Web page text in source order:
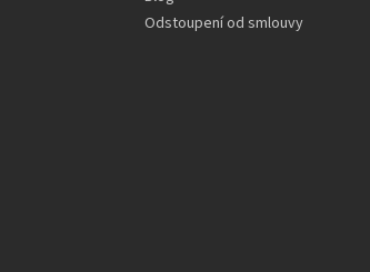
Odstoupení od smlouvy